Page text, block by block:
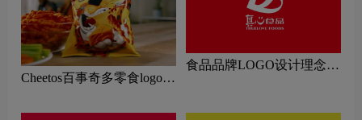
Cheetos百事奇多零食logo含
食品品牌LOGO设计理念解